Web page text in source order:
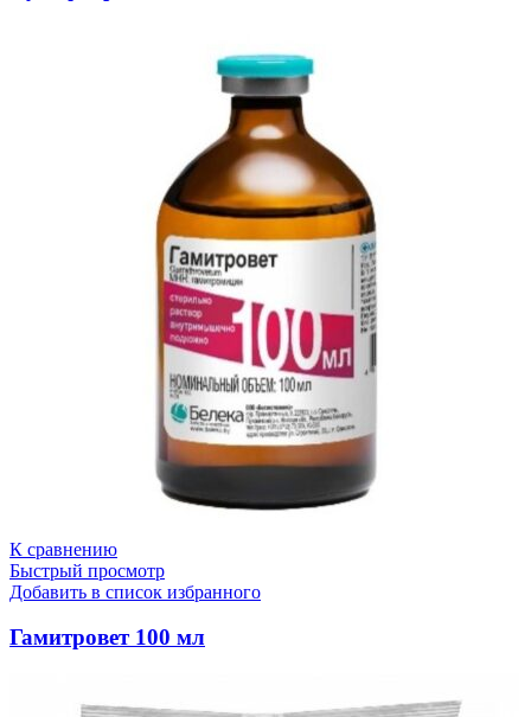
К сравнению
Быстрый просмотр
Добавить в список избранного
Гамитровет 100 мл